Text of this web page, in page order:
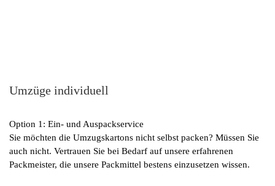
Umzüge individuell
Option 1: Ein- und Auspackservice
Sie möchten die Umzugskartons nicht selbst packen? Müssen Sie
auch nicht. Vertrauen Sie bei Bedarf auf unsere erfahrenen
Packmeister, die unsere Packmittel bestens einzusetzen wissen.